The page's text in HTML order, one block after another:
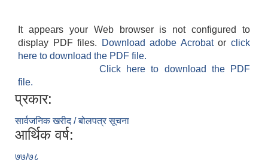
It appears your Web browser is not configured to
display PDF files.
Download adobe Acrobatorclick
here to download the PDF file.
Click here to download the PDF
file.
प्रकार:
सार्वजनिक खरीद / बोलपत्र सूचना
आर्थिक वर्ष:
७७/७८